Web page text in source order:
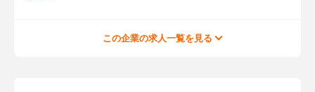
この企業の求人一覧を見る